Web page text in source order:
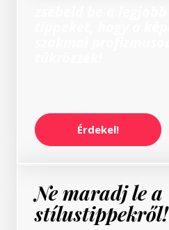
Ne maradj le a
stílustippekről!
Érdekel!